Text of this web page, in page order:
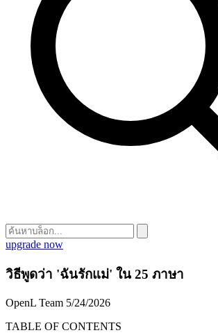
upgrade now
วิธีพูดว่า 'ฉันรักแม่' ใน 25 ภาษา
OpenL Team 5/24/2026
TABLE OF CONTENTS